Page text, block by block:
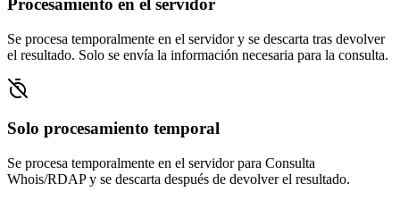
Procesamiento en el servidor
Se procesa temporalmente en el servidor y se descarta tras devolver
el resultado. Solo se envía la información necesaria para la consulta.
Solo procesamiento temporal
Se procesa temporalmente en el servidor para Consulta
Whois/RDAP y se descarta después de devolver el resultado.